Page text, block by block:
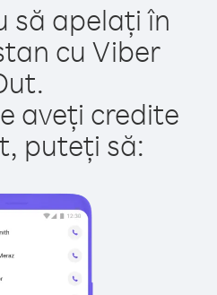
să apelați în
cu Viber
aveți credite
puteți să: